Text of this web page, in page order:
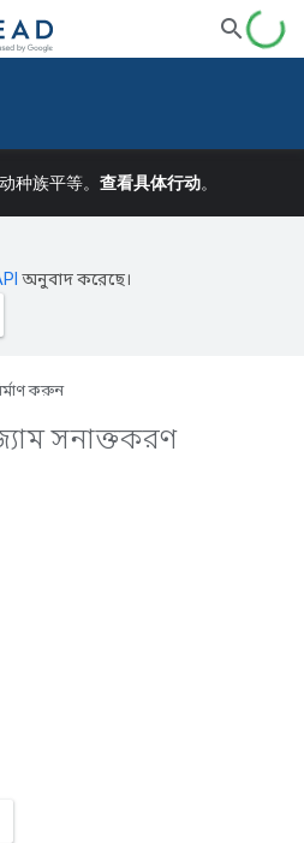
种族平等。 查看具体行动。
অনুবাদ করেছে।
করুন
সনাক্তকরণ